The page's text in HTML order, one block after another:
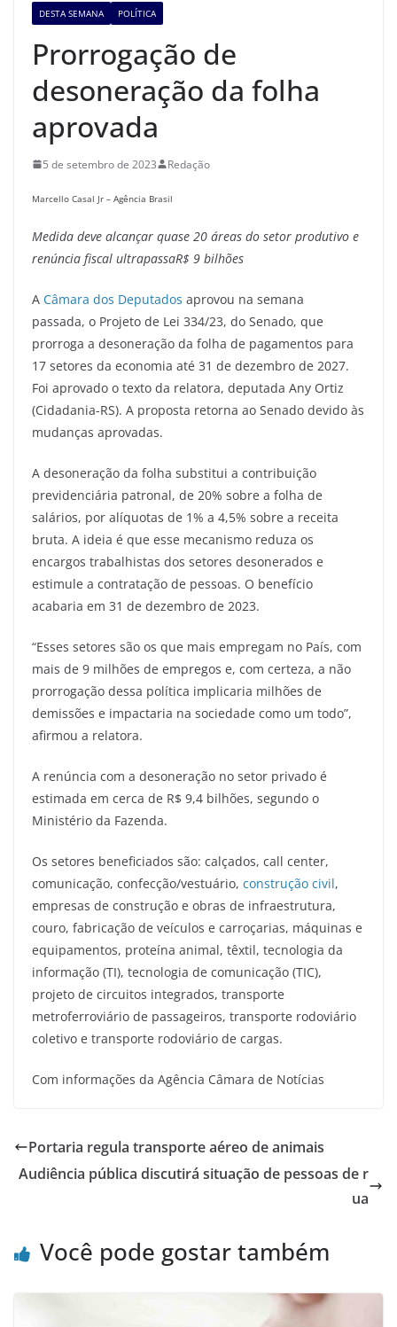
DESTA SEMANA POLÍTICA
Prorrogação de
desoneração da folha
aprovada
5 de setembro de 2023 Redação
Marcello Casal Jr – Agência Brasil
Medida deve alcançar quase 20 áreas do setor produtivo e
renúncia fiscal ultrapassaR$ 9 bilhões
A Câmara dos Deputados aprovou na semana
passada, o Projeto de Lei 334/23, do Senado, que
prorroga a desoneração da folha de pagamentos para
17 setores da economia até 31 de dezembro de 2027.
Foi aprovado o texto da relatora, deputada Any Ortiz
(Cidadania-RS). A proposta retorna ao Senado devido às
mudanças aprovadas.
A desoneração da folha substitui a contribuição
previdenciária patronal, de 20% sobre a folha de
salários, por alíquotas de 1% a 4,5% sobre a receita
bruta. A ideia é que esse mecanismo reduza os
encargos trabalhistas dos setores desonerados e
estimule a contratação de pessoas. O benefício
acabaria em 31 de dezembro de 2023.
“Esses setores são os que mais empregam no País, com
mais de 9 milhões de empregos e, com certeza, a não
prorrogação dessa política implicaria milhões de
demissões e impactaria na sociedade como um todo”,
afirmou a relatora.
A renúncia com a desoneração no setor privado é
estimada em cerca de R$ 9,4 bilhões, segundo o
Ministério da Fazenda.
Os setores beneficiados são: calçados, call center,
comunicação, confecção/vestuário, construção civil,
empresas de construção e obras de infraestrutura,
couro, fabricação de veículos e carroçarias, máquinas e
equipamentos, proteína animal, têxtil, tecnologia da
informação (TI), tecnologia de comunicação (TIC),
projeto de circuitos integrados, transporte
metroferroviário de passageiros, transporte rodoviário
coletivo e transporte rodoviário de cargas.
Com informações da Agência Câmara de Notícias
Portaria regula transporte aéreo de animais
Audiência pública discutirá situação de pessoas de r
ua
Você pode gostar também